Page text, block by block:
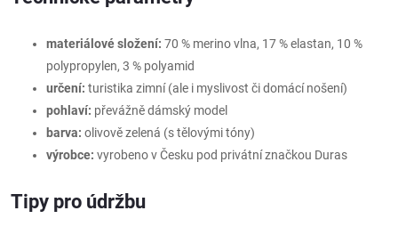
materiálové složení: 70 % merino vlna, 17 % elastan, 10 %
polypropylen, 3 % polyamid
určení: turistika zimní (ale i myslivost či domácí nošení)
pohlaví: převážně dámský model
barva: olivově zelená (s tělovými tóny)
výrobce: vyrobeno v Česku pod privátní značkou Duras
Tipy pro údržbu